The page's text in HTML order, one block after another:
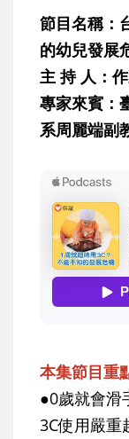
節目名稱：
的幼兒發展
主 持 人：
專家來賓：
系周麗端副
本集節目重
●0歲就會滑
3C使用嚴重